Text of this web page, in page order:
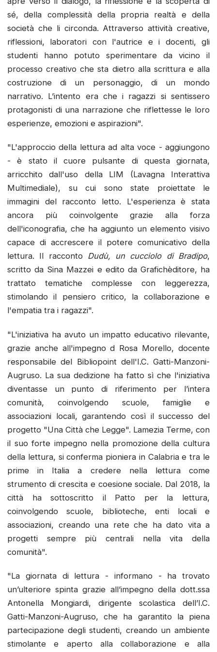
sé, della complessità della propria realtà e della
società che li circonda. Attraverso attività creative,
riflessioni, laboratori con l'autrice e i docenti, gli
studenti hanno potuto sperimentare da vicino il
processo creativo che sta dietro alla scrittura e alla
costruzione di un personaggio, di un mondo
narrativo. L’intento era che i ragazzi si sentissero
protagonisti di una narrazione che riflettesse le loro
esperienze, emozioni e aspirazioni".
"L'approccio della lettura ad alta voce - aggiungono
- è stato il cuore pulsante di questa giornata,
arricchito dall'uso della LIM (Lavagna Interattiva
Multimediale), su cui sono state proiettate le
immagini del racconto letto. L'esperienza è stata
ancora più coinvolgente grazie alla forza
dell'iconografia, che ha aggiunto un elemento visivo
capace di accrescere il potere comunicativo della
lettura. Il racconto Dudù, un cucciolo di Bradipo,
scritto da Sina Mazzei e edito da Grafichèditore, ha
trattato tematiche complesse con leggerezza,
stimolando il pensiero critico, la collaborazione e
l'empatia tra i ragazzi".
"L'iniziativa ha avuto un impatto educativo rilevante,
grazie anche all'impegno d Rosa Morello, docente
responsabile del Bibliopoint dell'I.C. Gatti-Manzoni-
Augruso. La sua dedizione ha fatto sì che l'iniziativa
diventasse un punto di riferimento per l’intera
comunità, coinvolgendo scuole, famiglie e
associazioni locali, garantendo così il successo del
progetto "Una Città che Legge". Lamezia Terme, con
il suo forte impegno nella promozione della cultura
della lettura, si conferma pioniera in Calabria e tra le
prime in Italia a credere nella lettura come
strumento di crescita e coesione sociale. Dal 2018, la
città ha sottoscritto il Patto per la lettura,
coinvolgendo scuole, biblioteche, enti locali e
associazioni, creando una rete che ha dato vita a
progetti sempre più centrali nella vita della
comunità".
"La giornata di lettura - informano - ha trovato
un’ulteriore spinta grazie all’impegno della dott.ssa
Antonella Mongiardi, dirigente scolastica dell’I.C.
Gatti-Manzoni-Augruso, che ha garantito la piena
partecipazione degli studenti, creando un ambiente
stimolante e aperto alla collaborazione e alla